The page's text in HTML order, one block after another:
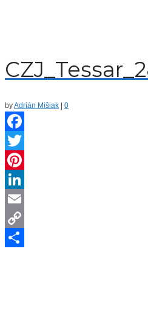
byAdrián Mišiak 0
Facebook
Twitter
Pinterest
LinkedIn
Email
Copy